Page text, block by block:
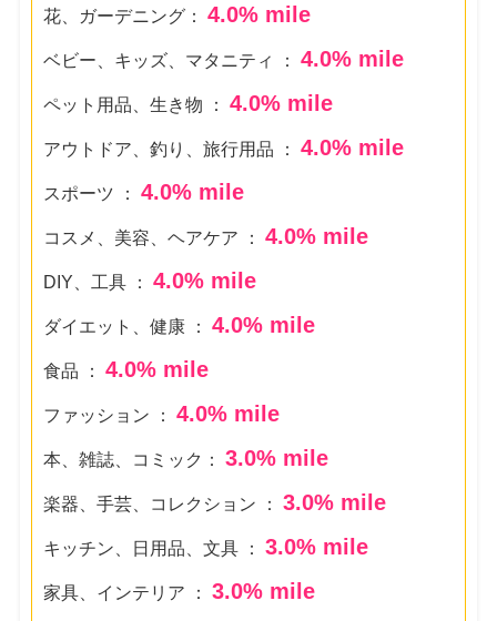
花、ガーデニング：4.0% mile
ベビー、キッズ、マタニティ ：4.0% mile
ペット用品、生き物 ：4.0% mile
アウトドア、釣り、旅行用品 ：4.0% mile
スポーツ ：4.0% mile
コスメ、美容、ヘアケア ：4.0% mile
DIY、工具 ：4.0% mile
ダイエット、健康 ：4.0% mile
食品 ：4.0% mile
ファッション ：4.0% mile
本、雑誌、コミック：3.0% mile
楽器、手芸、コレクション ：3.0% mile
キッチン、日用品、文具 ：3.0% mile
家具、インテリア ：3.0% mile